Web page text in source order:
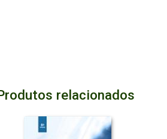
relacionados